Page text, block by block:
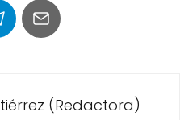
(Redactora)